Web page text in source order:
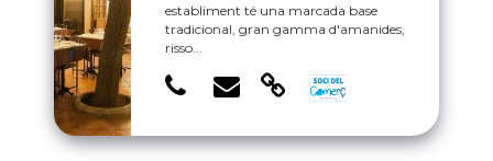
establiment té una marcada base
tradicional, gran gamma d'amanides,
risso...